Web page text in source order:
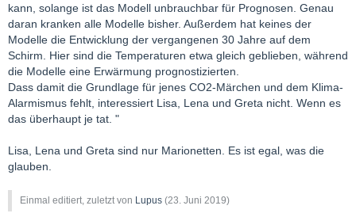
kann, solange ist das Modell unbrauchbar für Prognosen. Genau
daran kranken alle Modelle bisher. Außerdem hat keines der
Modelle die Entwicklung der vergangenen 30 Jahre auf dem
Schirm. Hier sind die Temperaturen etwa gleich geblieben, während
die Modelle eine Erwärmung prognostizierten.
Dass damit die Grundlage für jenes CO2-Märchen und dem Klima-
Alarmismus fehlt, interessiert Lisa, Lena und Greta nicht. Wenn es
das überhaupt je tat. "
Lisa, Lena und Greta sind nur Marionetten. Es ist egal, was die
glauben.
Einmal editiert, zuletzt von Lupus (23. Juni 2019)